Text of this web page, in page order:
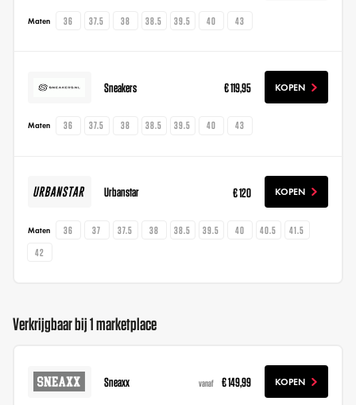
Maten 36 37.5 38 38.5 39.5 40 43
Sneakers € 119,95 KOPEN
Maten 36 37.5 38 38.5 39.5 40 43
Urbanstar € 120 KOPEN
Maten 36 37 37.5 38 38.5 39.5 40 40.5
41.5
42
Verkrijgbaar bij 1 marketplace
Sneaxx vanaf € 149,99 KOPEN